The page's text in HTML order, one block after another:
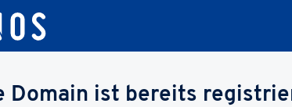
Domain ist bereits